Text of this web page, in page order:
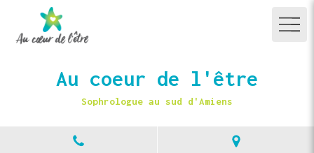
Au coeur de l'être
Sophrologue au sud d'Amiens